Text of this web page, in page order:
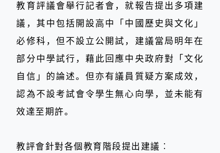
教育評議會舉行記者會，就報告提出多項建
議，其中包括開設高中「中國歷史與文化」
必修科，但不設立公開試，建議當局明年在
部分中學試行，藉此回應中央政府對「文化
自信」的論述。但亦有議員質疑方案成效，
認為不設考試會令學生無心向學，並未能有
效達至期許。
教評會針對各個教育階段提出建議︰